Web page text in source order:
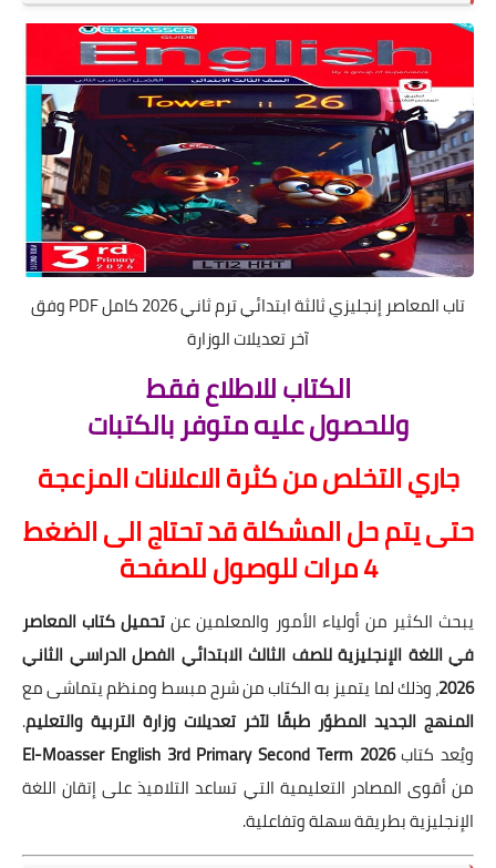
تاب المعاصر إنجليزي ثالثة ابتدائي ترم ثاني 2026 كامل PDF وفق
آخر تعديلات الوزارة
الكتاب للاطلاع فقط
وللحصول عليه متوفر بالكتبات
جاري التخلص من كثرة الاعلانات المزعجة
حتى يتمحل المشكلة قد تحتاج الى الضغط
4 مرات للوصول للصف حة
يبحث الكثير من أولياء الأمور والمعلمين عنتحميل كتاب المعاصر
في اللغة الإنجليزية للصف الثالث الابتدائي الفصل الدراسي الثاني
2026، وذلك لما يتميز به الكتاب من شرح مبسط ومنظم يتماشى مع
المنهج الجديد المطوّر طبقًا لآخر تعديلات وزارة التربية والتعليم.
ويُعد كتابEl-Moasser English 3rd Primary Second Term 2026
من أقوى المصادر التعليمية التي تساعد التلاميذ على إتقان اللغة
الإنجليزية بطريقة سهلة وتفاعلية.